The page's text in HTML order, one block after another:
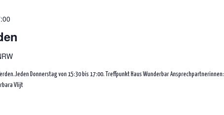
Donnerstag von 15:30 bis 17:00. Treffpunkt Haus Wunderbar Ansprechpartnerinnen:
Vlijt